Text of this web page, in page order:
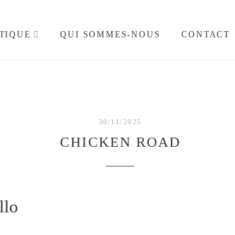
QUI SOMMES-NOUS CONTACT
30/11/2025
CHICKEN ROAD